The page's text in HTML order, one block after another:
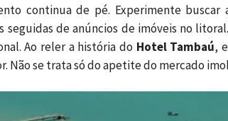
continua de pé. Experimente buscar
seguidas de anúncios de imóveis no
Ao reler a história do Hotel Tambaú,
Não se trata só do apetite do mercado